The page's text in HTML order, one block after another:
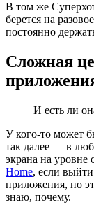
В том же
берется на
постоянно
Сложная
И есть ли
У кого-то может
так далее — в
экрана на
Home, если
приложения, но
знаю, почему.